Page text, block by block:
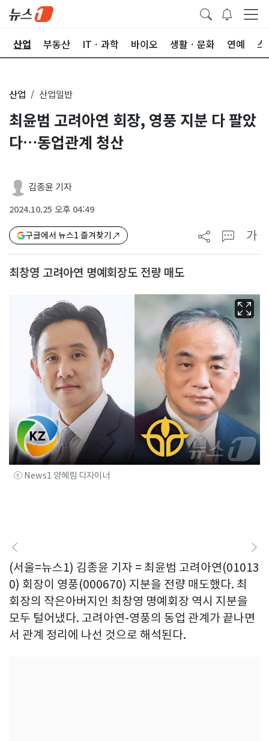
산업 부동산 ITㆍ과학 바이오 생활ㆍ문화 연예 스
산업 산업일반
최윤범 고려아연 회장, 영풍 지분 다 팔았
다…동업관계 청산
김종윤 기자
2024.10.25 오후 04:49
구글에서 뉴스1 즐겨찾기 가
최창영 고려아연 명예회장도 전량 매도
ⓒ News1 양혜림 디자이너
(서울=뉴스1) 김종윤 기자 = 최윤범 고려아연(01013
0) 회장이 영풍(000670) 지분을 전량 매도했다. 최
회장의 작은아버지인 최창영 명예회장 역시 지분을
모두 털어냈다. 고려아연-영풍의 동업 관계가 끝나면
서 관계 정리에 나선 것으로 해석된다.